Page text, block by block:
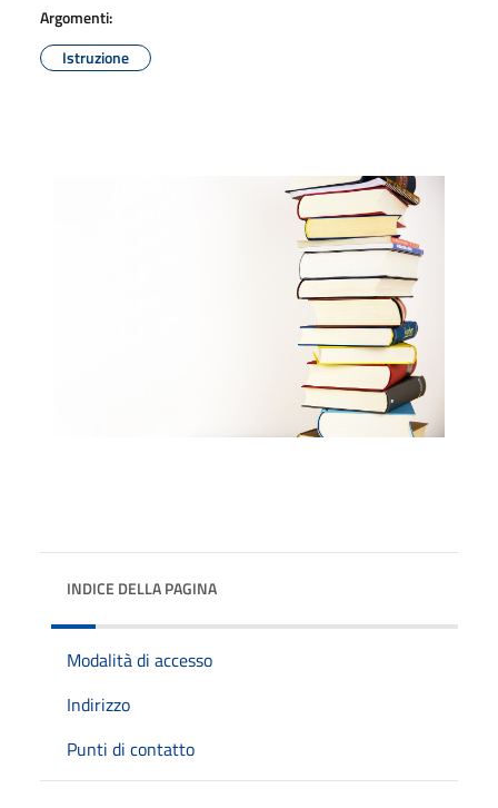
Argomenti:
Istruzione
INDICE DELLA PAGINA
Modalità di accesso
Indirizzo
Punti di contatto